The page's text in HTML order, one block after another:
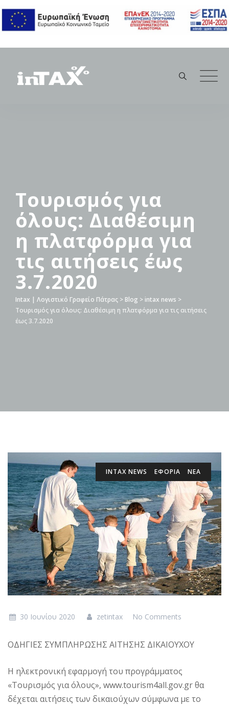
content
Τουρισμός για
όλους: Διαθέσιμη
η πλατφόρμα για
τις αιτήσεις έως
3.7.2020
Intax | Λογιστικό Γραφείο Πάτρας > Blog > intax news >
Τουρισμός για όλους: Διαθέσιμη η πλατφόρμα για τις αιτήσεις
έως 3.7.2020
INTAX NEWS ΕΦΟΡΙΑ ΝΕΑ
30 Ιουνίου 2020 zetintax No Comments
ΟΔΗΓΙΕΣ ΣΥΜΠΛΗΡΩΣΗΣ ΑΙΤΗΣΗΣ ΔΙΚΑΙΟΥΧΟΥ
Η ηλεκτρονική εφαρμογή του προγράμματος
«Τουρισμός για όλους», www.tourism4all.gov.gr θα
δέχεται αιτήσεις των δικαιούχων σύμφωνα με το